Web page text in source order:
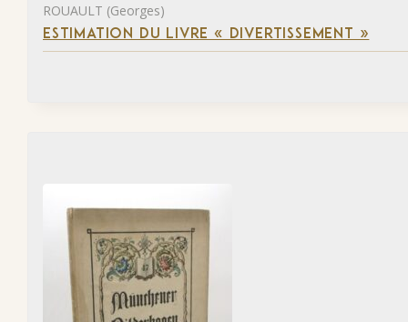
ROUAULT (Georges)
ESTIMATION DU LIVRE « DIVERTISSEMENT »